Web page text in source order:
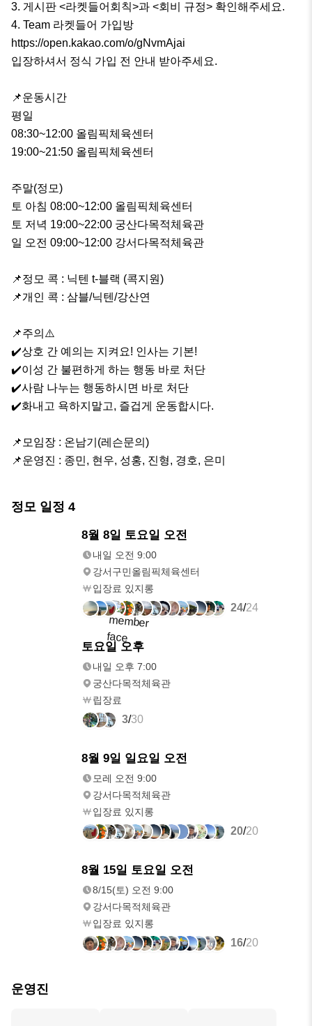
3. 게시판 <라켓들어회칙>과 <회비 규정> 확인해주세요.
4. Team 라켓들어 가입방
https://open.kakao.com/o/gNvmAjai
입장하셔서 정식 가입 전 안내 받아주세요.
📌운동시간
평일
08:30~12:00 올림픽체육센터
19:00~21:50 올림픽체육센터
주말(정모)
토 아침 08:00~12:00 올림픽체육센터
토 저녁 19:00~22:00 궁산다목적체육관
일 오전 09:00~12:00 강서다목적체육관
📌정모 콕 : 닉텐 t-블랙 (콕지원)
📌개인 콕 : 삼블/닉텐/강산연
📌주의⚠️
✔️상호 간 예의는 지켜요! 인사는 기본!
✔️이성 간 불편하게 하는 행동 바로 처단
✔️사람 나누는 행동하시면 바로 처단
✔️화내고 욕하지말고, 즐겁게 운동합시다.
📌모임장 : 온남기(레슨문의)
📌운영진 : 종민, 현우, 성홍, 진형, 경호, 은미
정모 일정 4
8월 8일 토요일 오전
내일 오전 9:00
강서구민올림픽체육센터
입장료 있지롱
24/24
토요일 오후
내일 오후 7:00
궁산다목적체육관
립장료
3/30
8월 9일 일요일 오전
모레 오전 9:00
강서다목적체육관
입장료 있지롱
20/20
8월 15일 토요일 오전
8/15(토) 오전 9:00
강서다목적체육관
입장료 있지롱
16/20
운영진